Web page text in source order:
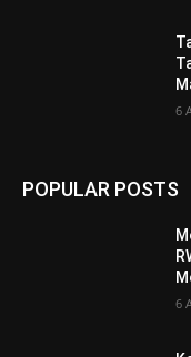
6
POPULAR POSTS
6